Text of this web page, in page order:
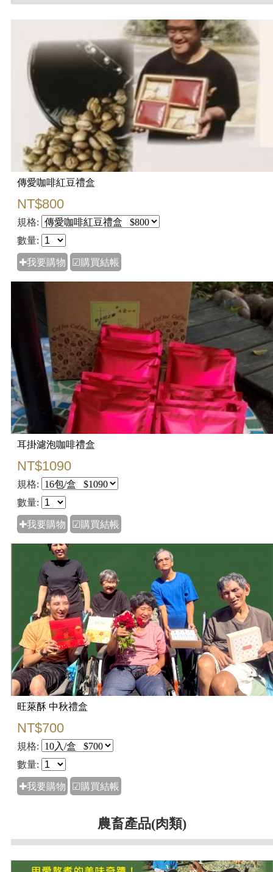
傳愛咖啡紅豆禮盒
NT$800
規格:
數量:
✚我要購物 ☑購買結帳
耳掛濾泡咖啡禮盒
NT$1090
規格:
數量:
✚我要購物 ☑購買結帳
旺萊酥 中秋禮盒
NT$700
規格:
數量:
✚我要購物 ☑購買結帳
農畜產品(肉類)